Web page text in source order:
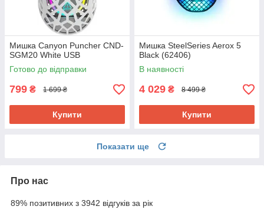
Мишка Canyon Puncher CND-
SGM20 White USB
Готово до відправки
799 ₴ 1 699 ₴
Купити
Мишка SteelSeries Aerox 5
Black (62406)
В наявності
4 029 ₴ 8 499 ₴
Купити
Показати ще
Про нас
89% позитивних з 3942 відгуків за рік